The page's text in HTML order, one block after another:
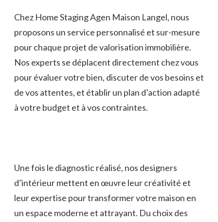
Chez Home Staging Agen Maison Langel, nous
proposons un service personnalisé et sur-mesure
pour chaque projet de valorisation immobilière.
Nos experts se déplacent directement chez vous
pour évaluer votre bien, discuter de vos besoins et
de vos attentes, et établir un plan d’action adapté
à votre budget et à vos contraintes.
Une fois le diagnostic réalisé, nos designers
d’intérieur mettent en œuvre leur créativité et
leur expertise pour transformer votre maison en
un espace moderne et attrayant. Du choix des